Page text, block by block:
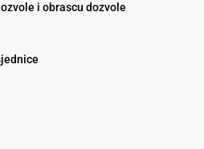
i obrascu dozvole